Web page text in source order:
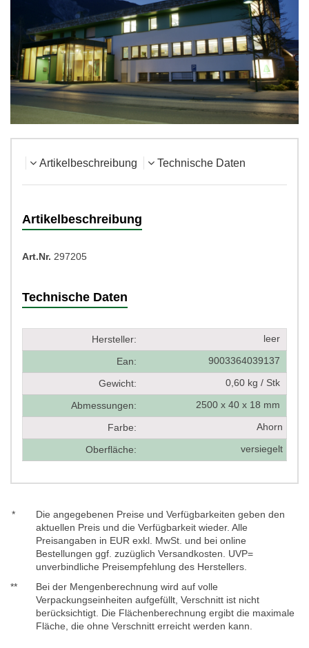
Artikelbeschreibung Technische Daten
Artikelbeschreibung
Art.Nr. 297205
Technische Daten
Hersteller: leer
Ean: 9003364039137
Gewicht: 0,60 kg / Stk
Abmessungen: 2500 x 40 x 18 mm
Farbe: Ahorn
Oberfläche: versiegelt
*
Die angegebenen Preise und Verfügbarkeiten geben den
aktuellen Preis und die Verfügbarkeit wieder. Alle
Preisangaben in EUR exkl. MwSt. und bei online
Bestellungen ggf. zuzüglich Versandkosten. UVP=
unverbindliche Preisempfehlung des Herstellers.
**
Bei der Mengenberechnung wird auf volle
Verpackungseinheiten aufgefüllt, Verschnitt ist nicht
berücksichtigt. Die Flächenberechnung ergibt die maximale
Fläche, die ohne Verschnitt erreicht werden kann.